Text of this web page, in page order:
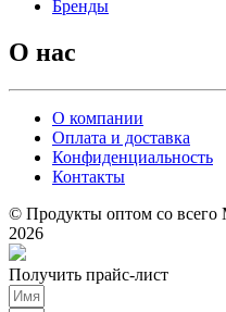
Бренды
О нас
О компании
Оплата и доставка
Конфиденциальность
Контакты
© Продукты оптом со
2026
Получить прайс-лист